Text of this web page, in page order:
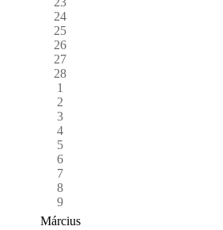
24
25
26
27
28
1
2
3
4
5
6
7
8
9
Március